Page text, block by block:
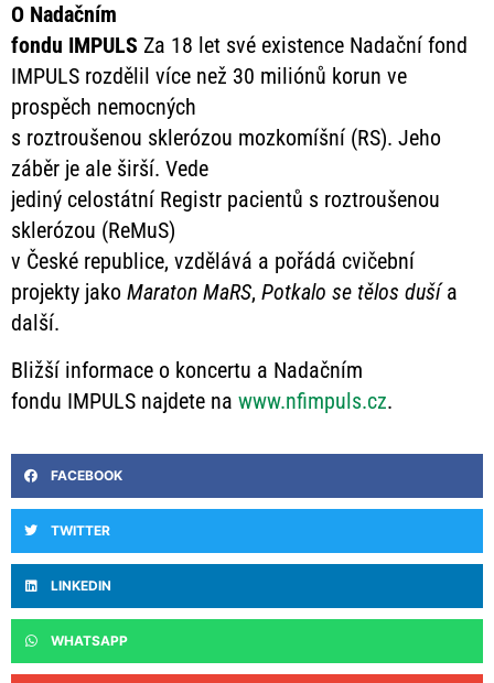
O Nadačním
fondu IMPULS Za 18 let své existence Nadační fond
IMPULS rozdělil více než 30 miliónů korun ve
prospěch nemocných
s roztroušenou sklerózou mozkomíšní (RS). Jeho
záběr je ale širší. Vede
jediný celostátní Registr pacientů s roztroušenou
sklerózou (ReMuS)
v České republice, vzdělává a pořádá cvičební
projekty jako Maraton MaRS, Potkalo se tělos dušía
další.
Bližší informace o koncertu a Nadačním
fondu IMPULS najdete na www.nfimpuls.cz.
FACEBOOK
TWITTER
LINKEDIN
WHATSAPP